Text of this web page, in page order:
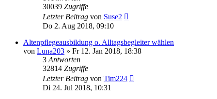
30039 Zugriffe
Letzter Beitrag von Suse2
Do 2. Aug 2018, 09:10
Altenpflegeausbildung o. Alltagsbegleiter wählen
von Luna203 » Fr 12. Jan 2018, 18:38
3 Antworten
32814 Zugriffe
Letzter Beitrag von Tim224
Di 24. Jul 2018, 10:31